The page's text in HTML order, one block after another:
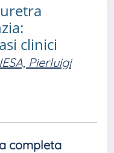
clinici
Pierluigi
completa